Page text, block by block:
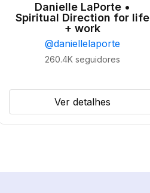
Danielle LaPorte •
Spiritual Direction for life
+ work
@daniellelaporte
260.4K seguidores
Ver detalhes